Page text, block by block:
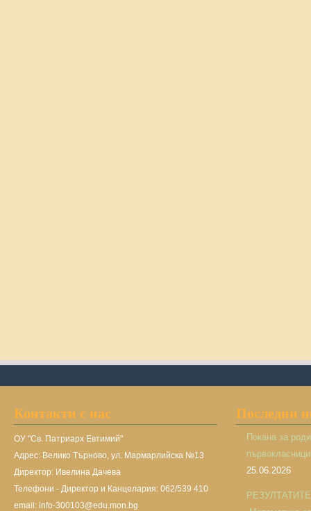
Контакти с нас
ОУ "Св. Патриарх Евтимий"
Адрес: Велико Търново, ул. Мармарлийска №13
Директор: Ивелина Дачева
Телефони - Директор и Канцелария: 062/539 410
email: info-300103@edu.mon.bg
Последни
Покана за
25.06.2026
РЕЗУЛТАТИТЕ